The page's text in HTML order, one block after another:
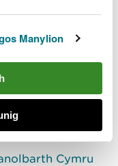
Manylion
Cymru